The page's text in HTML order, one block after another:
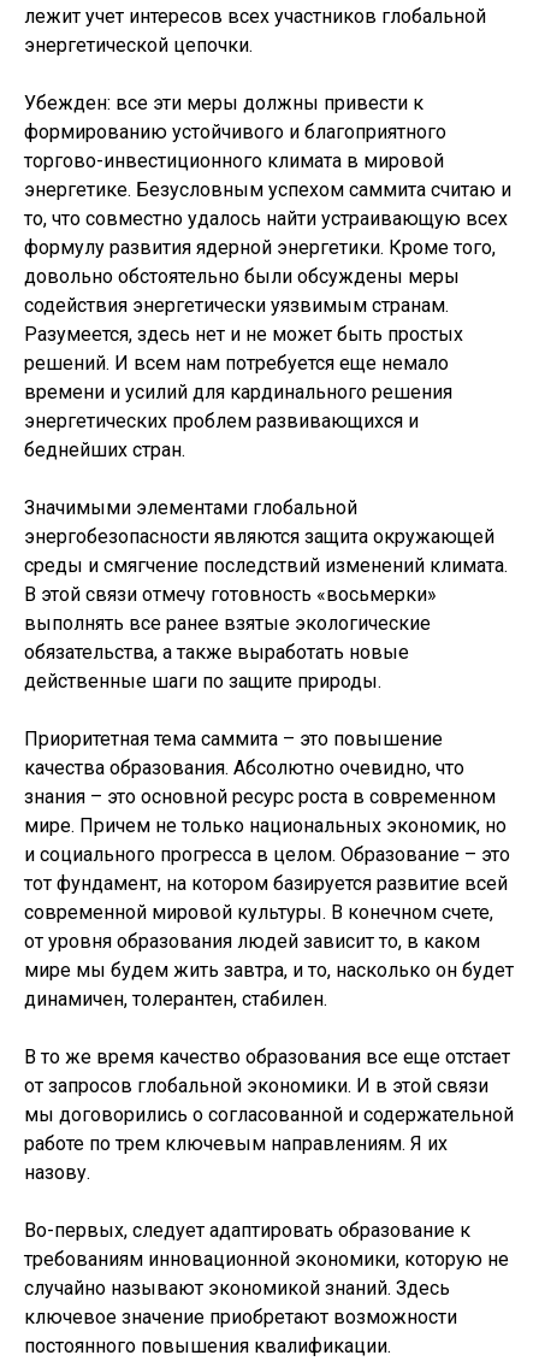
лежит учет интересов всех участников глобальной
энергетической цепочки.
Убежден: все эти меры должны привести к
формированию устойчивого и благоприятного
торгово-инвестиционного климата в мировой
энергетике. Безусловным успехом саммита считаю и
то, что совместно удалось найти устраивающую всех
формулу развития ядерной энергетики. Кроме того,
довольно обстоятельно были обсуждены меры
содействия энергетически уязвимым странам.
Разумеется, здесь нет и не может быть простых
решений. И всем нам потребуется еще немало
времени и усилий для кардинального решения
энергетических проблем развивающихся и
беднейших стран.
Значимыми элементами глобальной
энергобезопасности являются защита окружающей
среды и смягчение последствий изменений климата.
В этой связи отмечу готовность «восьмерки»
выполнять все ранее взятые экологические
обязательства, а также выработать новые
действенные шаги по защите природы.
Приоритетная тема саммита – это повышение
качества образования. Абсолютно очевидно, что
знания – это основной ресурс роста в современном
мире. Причем не только национальных экономик, но
и социального прогресса в целом. Образование – это
тот фундамент, на котором базируется развитие всей
современной мировой культуры. В конечном счете,
от уровня образования людей зависит то, в каком
мире мы будем жить завтра, и то, насколько он будет
динамичен, толерантен, стабилен.
В то же время качество образования все еще отстает
от запросов глобальной экономики. И в этой связи
мы договорились о согласованной и содержательной
работе по трем ключевым направлениям. Я их
назову.
Во-первых, следует адаптировать образование к
требованиям инновационной экономики, которую не
случайно называют экономикой знаний. Здесь
ключевое значение приобретают возможности
постоянного повышения квалификации.